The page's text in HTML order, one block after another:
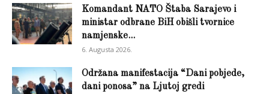
Komandant NATO Štaba Sarajevo i
ministar odbrane BiH obišli tvornice
namjenske...
6. Augusta 2026.
Održana manifestacija “Dani pobjede,
dani ponosa” na Ljutoj gredi